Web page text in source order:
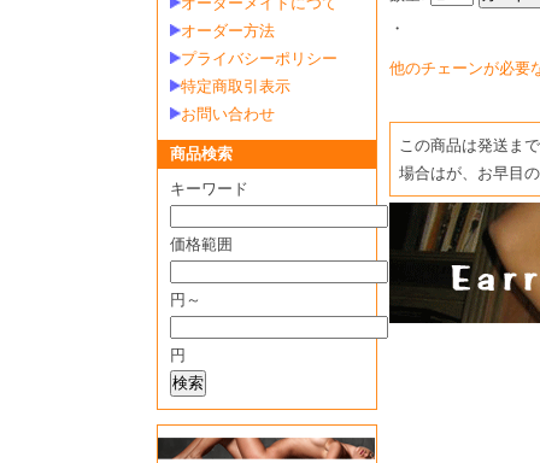
・
他のチェーンが必要
この商品は発送ま
場合はが、お早目
オーダー方法
プライバシーポリシー
特定商取引表示
お問い合わせ
商品検索
キーワード
価格範囲
円～
円